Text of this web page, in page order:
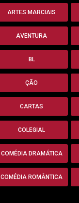
ARTES MARCIAIS
AVENTURA
BL
ÇÃO
CARTAS
COLEGIAL
COMÉDIA DRAMÁTICA
COMÉDIA ROMÂNTICA